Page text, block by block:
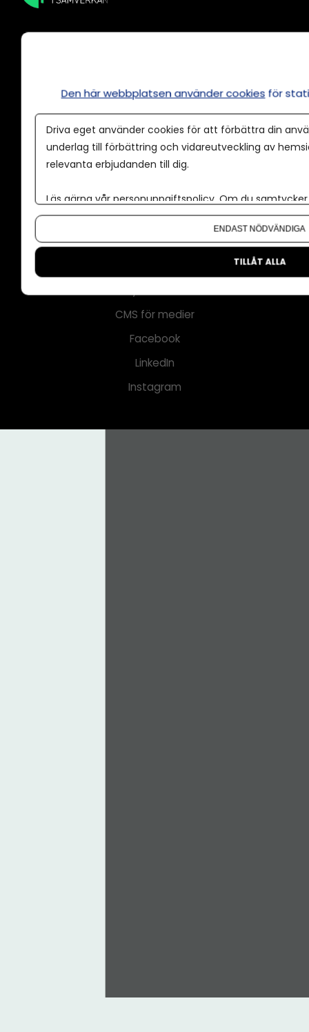
Annonsera
Våra användarvillkor
Policy för AI
Annonspolicy
Tillgänglighet
Kontakt
CMS för medier
Facebook
LinkedIn
Instagram
Den här webbplatsen använder cookies för
Driva eget använder cookies för att förbättra din
underlag till förbättring och vidareutveckling av
relevanta erbjudanden till dig.
Läs gärna vår personuppgiftspolicy. Om du
Om du vill ändra ditt val i efterhand hittar du den
ENDAST NÖDVÄNDIGA
TILLÅT ALLA